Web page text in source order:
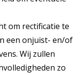
om rectificatie te
een onjuist- en/of
Wij zullen
zo